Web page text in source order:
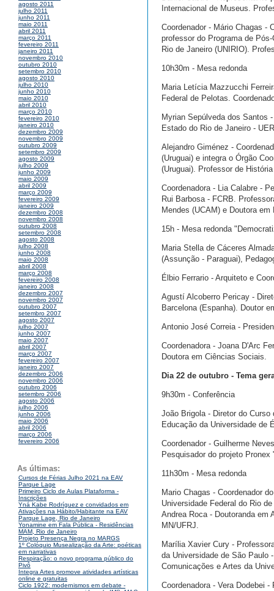
agosto 2011
julho 2011
junho 2011
maio 2011
abril 2011
março 2011
fevereiro 2011
janeiro 2011
novembro 2010
outubro 2010
setembro 2010
agosto 2010
julho 2010
junho 2010
maio 2010
abril 2010
março 2010
fevereiro 2010
janeiro 2010
dezembro 2009
novembro 2009
outubro 2009
setembro 2009
agosto 2009
julho 2009
junho 2009
maio 2009
abril 2009
março 2009
fevereiro 2009
janeiro 2009
dezembro 2008
novembro 2008
outubro 2008
setembro 2008
agosto 2008
julho 2008
junho 2008
maio 2008
abril 2008
março 2008
fevereiro 2008
janeiro 2008
dezembro 2007
novembro 2007
outubro 2007
setembro 2007
agosto 2007
julho 2007
junho 2007
maio 2007
abril 2007
março 2007
fevereiro 2007
janeiro 2007
dezembro 2006
novembro 2006
outubro 2006
setembro 2006
agosto 2006
julho 2006
junho 2006
maio 2006
abril 2006
março 2006
fevereiro 2006
As últimas:
Cursos de Férias Julho 2021 na EAV
Parque Lage
Primeiro Ciclo de Aulas Plataforma -
Inscrições
Yná Kabe Rodríguez e convidados em
Ativações na Hábito/Habitante na EAV
Parque Lage, Rio de Janeiro
Yonamine em Fala Pública - Residências
MAM, Rio de Janeiro
Projeto Presença Negra no MARGS
1º Colóquio Musealização da Arte: poéticas
em narrativas
Respiração: o novo programa público do
Pivô
Integra Artes promove atividades artísticas
online e gratuitas
Ciclo 1922: modernismos em debate -
Internacional de Museus.
Coordenador - Mário Chagas -
professor do Programa de
Rio de Janeiro (UNIRIO).
10h30m - Mesa redonda
Maria Letícia Mazzucchi
Federal de Pelotas.
Myrian Sepúlveda dos Santos
Estado do Rio de Janeiro -
Alejandro Giménez -
(Uruguai) e integra o Órgão
(Uruguai). Professor de
Coordenadora - Lia Calabre -
Rui Barbosa - FCRB.
Mendes (UCAM) e Doutora em
15h - Mesa redonda
Maria Stella de Cáceres
(Assunção - Paraguai),
Élbio Ferrario - Arquiteto e
Agustí Alcoberro Pericay -
Barcelona (Espanha). Doutor
Antonio José Correia -
Coordenadora - Joana D'Arc
Doutora em Ciências Sociais.
Dia 22 de outubro - Tema
9h30m - Conferência
João Brigola - Diretor do
Educação da Universidade de
Coordenador - Guilherme
Pesquisador do projeto
11h30m - Mesa redonda
Mario Chagas - Coordenador
Universidade Federal do Rio
Andrea Roca - Doutoranda em
MN/UFRJ.
Marília Xavier Cury -
da Universidade de São Paulo
Comunicações e Artes da
Coordenadora - Vera Dodebei